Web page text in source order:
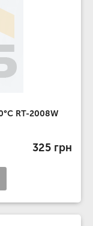
RT-2008W
325 грн